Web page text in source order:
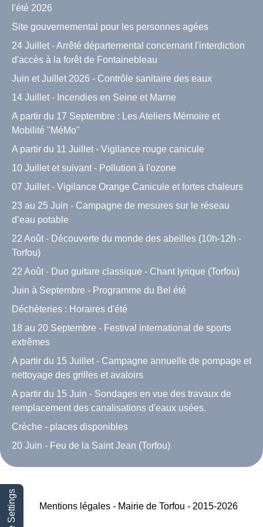
l'été 2026
Site gouvernemental pour les personnes agées
24 Juillet - Arrêté départemental concernant l'interdiction
d'accès à la forêt de Fontainebleau
Juin et Juillet 2026 - Contrôle sanitaire des eaux
14 Juillet - Incendies en Seine et Marne
A partir du 17 Septembre : Les Ateliers Mémoire et
Mobilité "MéMo"
A partir du 11 Juillet - Vigilance rouge canicule
10 Juillet et suivant - Pollution à l'ozone
07 Juillet - Vigilance Orange Canicule et fortes chaleurs
23 au 25 Juin - Campagne de mesures sur le réseau
d’eau potable
22 Août - Découverte du monde des abeilles (10h-12h -
Torfou)
22 Août - Duo guitare classique - Chant lyrique (Torfou)
Juin à Septembre - Programme du Bel été
Déchèteries : Horaires d'été
18 au 20 Septembre - Festival international de sports
extrêmes
A partir du 15 Juillet - Campagne annuelle de pompage et
nettoyage des grilles et avaloirs
A partir du 15 Juin - Sondages en vue des travaux de
remplacement des canalisations d'eaux usées.
Crèche - places disponibles
20 Juin - Feu de la Saint Jean (Torfou)
Mentions légales - Mairie de Torfou - 2015-2026